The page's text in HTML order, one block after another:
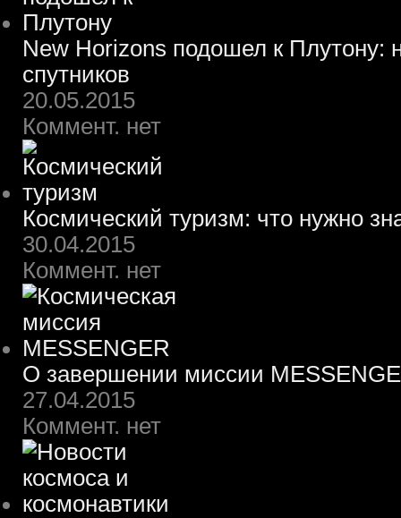
New Horizons подошел к Плутону:
спутников
20.05.2015
Коммент. нет
Космический туризм: что нужно
30.04.2015
Коммент. нет
О завершении миссии
27.04.2015
Коммент. нет